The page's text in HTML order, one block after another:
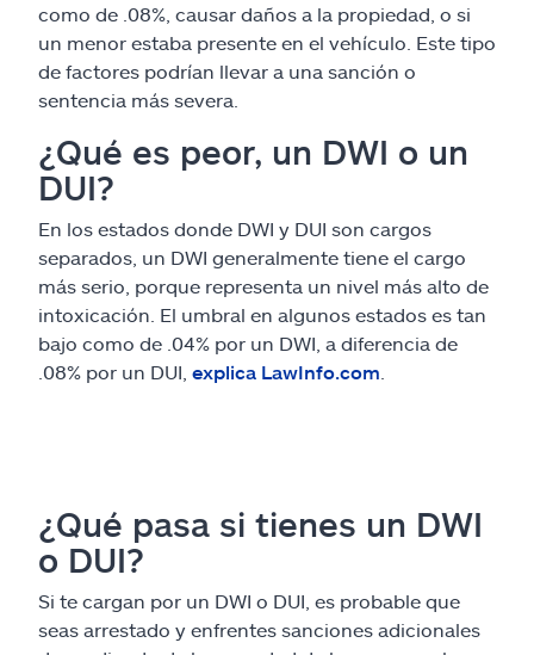
como de .08%, causar daños a la propiedad, o si
un menor estaba presente en el vehículo. Este tipo
de factores podrían llevar a una sanción o
sentencia más severa.
¿Qué es peor, un DWI o un
DUI?
En los estados donde DWI y DUI son cargos
separados, un DWI generalmente tiene el cargo
más serio, porque representa un nivel más alto de
intoxicación. El umbral en algunos estados es tan
bajo como de .04% por un DWI, a diferencia de
.08% por un DUI, explica LawInfo.com
¿Qué pasa si tienes un DWI
o DUI?
Si te cargan por un DWI o DUI, es probable que
seas arrestado y enfrentes sanciones adicionales